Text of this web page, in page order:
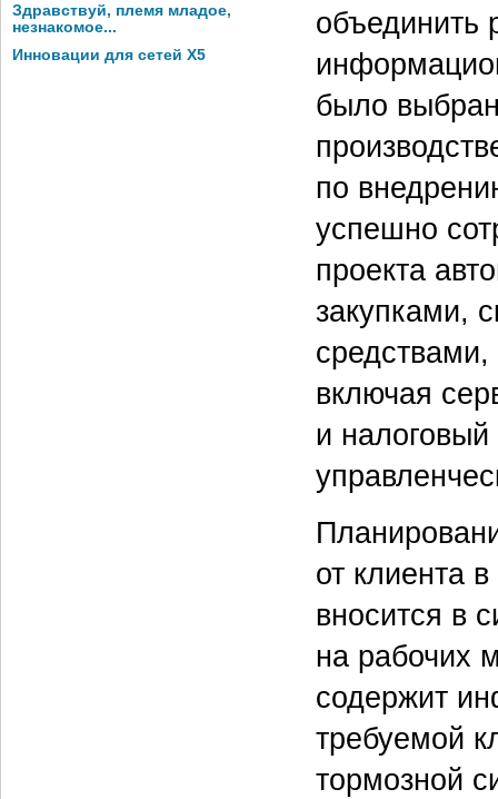
Здравствуй, племя младое,
незнакомое...
Инновации для сетей X5
объединить
было
по
успешно
проекта
закупками,
включая
и налоговый
от клиента
вносится в
на рабочих
содержит
требуемой
тормозной